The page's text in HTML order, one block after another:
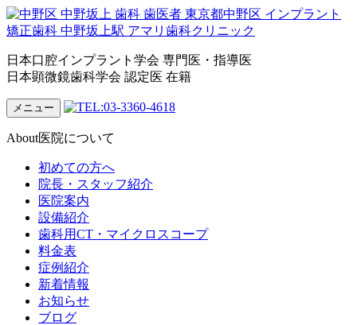
日本口腔インプラント学会 専門医・指導医
日本顕微鏡歯科学会 認定医 在籍
メニュー
About医院について
初めての方へ
院長・スタッフ紹介
医院案内
設備紹介
歯科用CT・マイクロスコープ
料金表
症例紹介
新着情報
お知らせ
ブログ